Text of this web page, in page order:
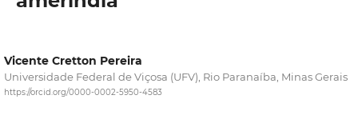
Vicente Cretton Pereira
Universidade Federal de Viçosa (UFV), Rio Paranaíba, Minas Gerais
https://orcid.org/0000-0002-5950-4583